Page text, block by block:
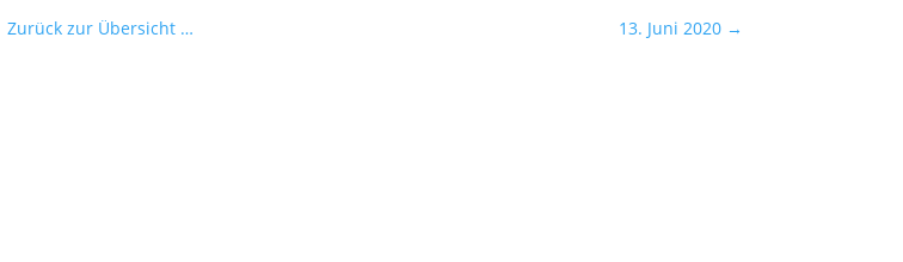
Zurück zur Übersicht … 13. Juni 2020→